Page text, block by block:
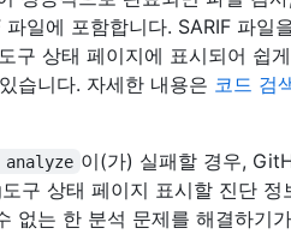
일에 포함합니다. SARIF 파일
구 상태 페이지에 표시되어 쉽
습니다. 자세한 내용은 코드 검
analyze 이(가) 실패할 경우,
구 상태 페이지 표시할 진단 정
없는 한 분석 문제를 해결하기